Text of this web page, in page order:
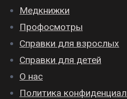
Медкнижки
Профосмотры
Справки для взрослых
Справки для детей
О нас
Политика